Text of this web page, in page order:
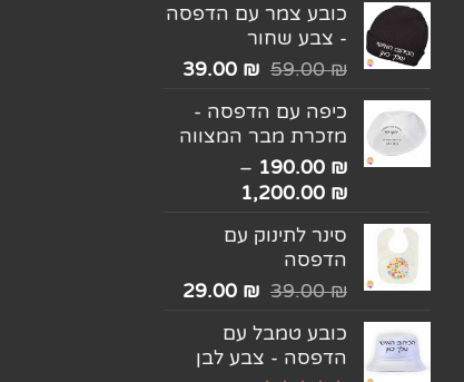
כובע צמר עם הדפסה
- צבע שחור
59.00₪
39.00 ₪
כיפה עם הדפסה -
מזכרת מבר המצווה
190.00 ₪
–
1,200.00 ₪
סינר לתינוק עם
הדפסה
39.00₪
29.00 ₪
כובע טמבל עם
הדפסה - צבע לבן